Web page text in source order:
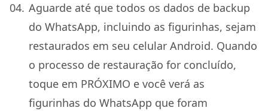
Aguarde até que todos os dados de backup
do WhatsApp, incluindo as figurinhas, sejam
restaurados em seu celular Android. Quando
o processo de restauração for concluído,
toque em PRÓXIMO e você verá as
figurinhas do WhatsApp que foram